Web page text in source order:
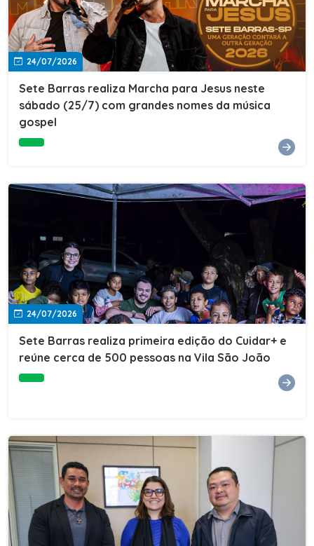
24/07/2026
Sete Barras realiza Marcha para Jesus neste
sábado (25/7) com grandes nomes da música
gospel
24/07/2026
Sete Barras realiza primeira edição do Cuidar+ e
reúne cerca de 500 pessoas na Vila São João